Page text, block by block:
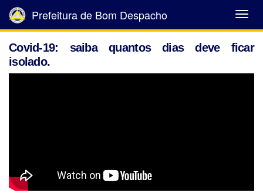
Abrir
Menu
Prefeitura de Bom Despacho
Covid-19: saiba quantos dias deve ficar
isolado.